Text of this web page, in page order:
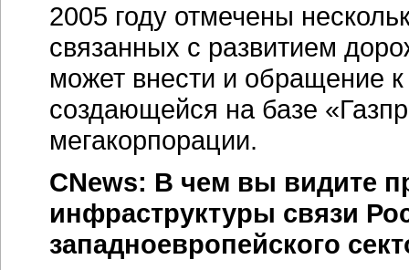
2005 году отмечены
связанных с развитием
может внести и обращение
создающейся на базе
мегакорпорации.
CNews: В чем вы видите
инфраструктуры связи
западноевропейского